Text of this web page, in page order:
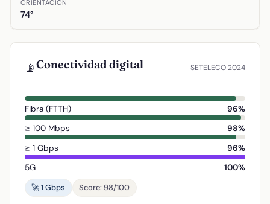
ORIENTACIÓN
74°
📡Conectividad digital SETELECO 2024
Fibra (FTTH)
96%
≥ 100 Mbps
98%
≥ 1 Gbps
96%
5G
100%
🚀 1 Gbps
Score: 98/100